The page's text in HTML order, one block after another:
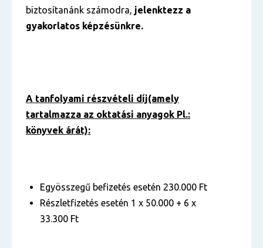
biztosítanánk számodra, jelenktezz a
gyakorlatos képzésünkre.
A tanfolyami részvételi díj(amely
tartalmazza az oktatási anyagok Pl.:
könyvek árát):
Egyösszegű befizetés esetén 230.000 Ft
Részletfizetés esetén 1 x 50.000 + 6 x
33.300 Ft